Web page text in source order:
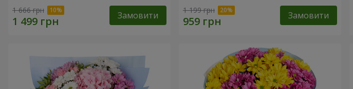
1 666 грн Замовити 1 199 грн Замовити